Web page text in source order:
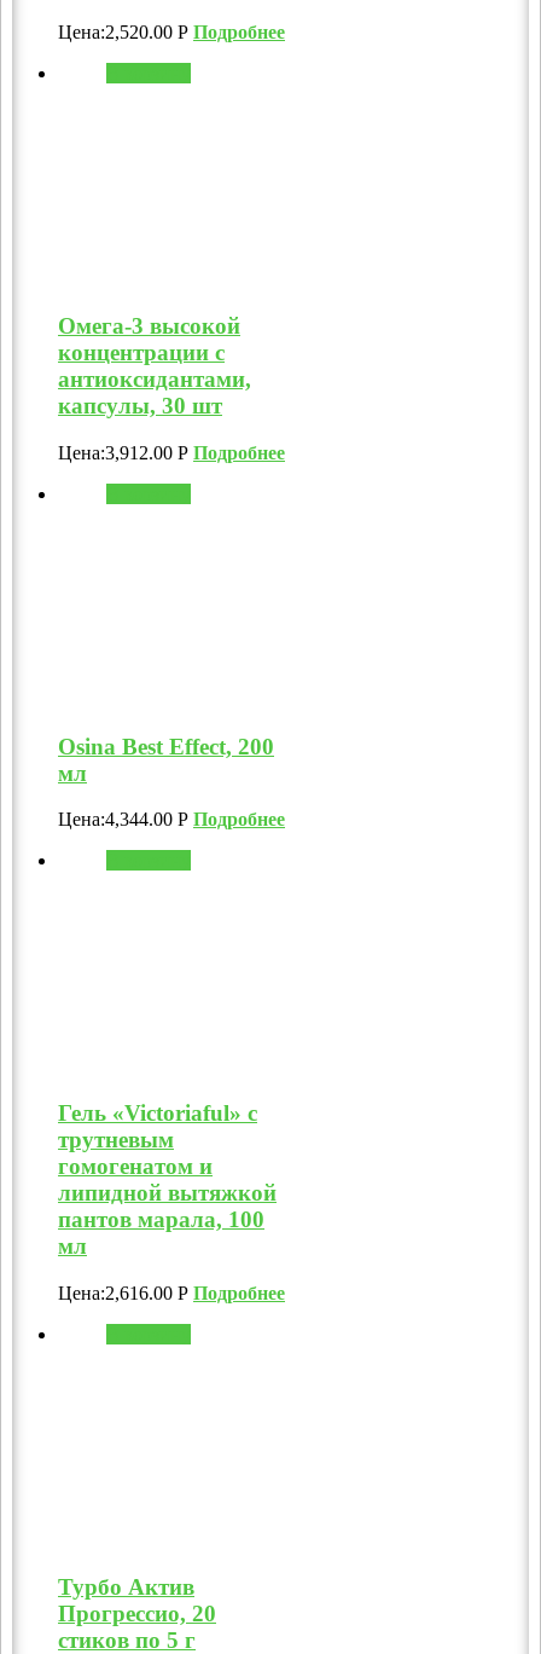
Цена:2,520.00 Р Подробнее
Омега-3 высокой
концентрации с
антиоксидантами,
капсулы, 30 шт
Цена:3,912.00 Р Подробнее
Osina Best Effect, 200
мл
Цена:4,344.00 Р Подробнее
Гель «Victoriaful» с
трутневым
гомогенатом и
липидной вытяжкой
пантов марала, 100
мл
Цена:2,616.00 Р Подробнее
Турбо Актив
Прогрессио, 20
стиков по 5 г